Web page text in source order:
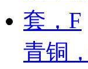
青铜